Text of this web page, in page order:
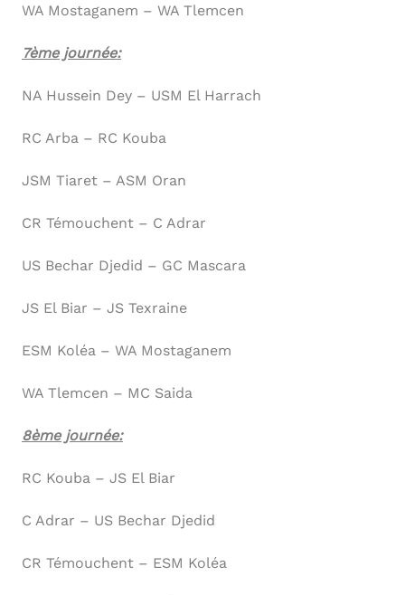
WA Mostaganem – WA Tlemcen
7ème journée:
NA Hussein Dey – USM El Harrach
RC Arba – RC Kouba
JSM Tiaret – ASM Oran
CR Témouchent – C Adrar
US Bechar Djedid – GC Mascara
JS El Biar – JS Texraine
ESM Koléa – WA Mostaganem
WA Tlemcen – MC Saida
8ème journée:
RC Kouba – JS El Biar
C Adrar – US Bechar Djedid
CR Témouchent – ESM Koléa